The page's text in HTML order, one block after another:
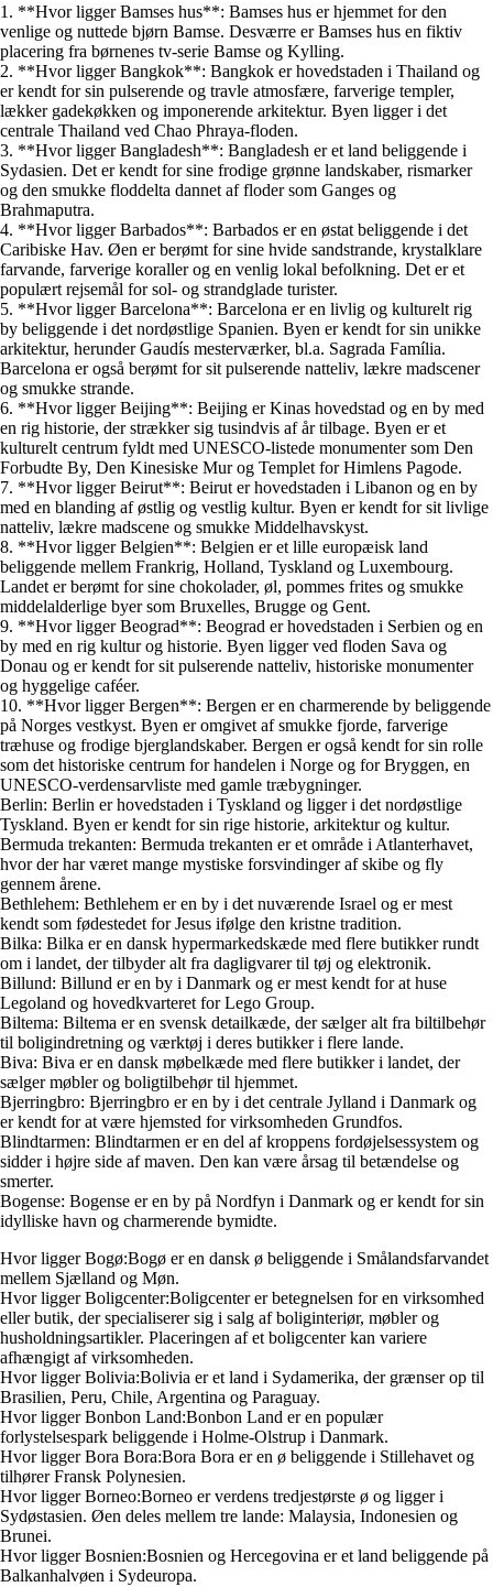
1. **Hvor ligger Bamses hus**: Bamses hus er hjemmet for den
venlige og nuttede bjørn Bamse. Desværre er Bamses hus en fiktiv
placering fra børnenes tv-serie Bamse og Kylling.
2. **Hvor ligger Bangkok**: Bangkok er hovedstaden i Thailand og
er kendt for sin pulserende og travle atmosfære, farverige templer,
lækker gadekøkken og imponerende arkitektur. Byen ligger i det
centrale Thailand ved Chao Phraya-floden.
3. **Hvor ligger Bangladesh**: Bangladesh er et land beliggende i
Sydasien. Det er kendt for sine frodige grønne landskaber, rismarker
og den smukke floddelta dannet af floder som Ganges og
Brahmaputra.
4. **Hvor ligger Barbados**: Barbados er en østat beliggende i det
Caribiske Hav. Øen er berømt for sine hvide sandstrande, krystalklare
farvande, farverige koraller og en venlig lokal befolkning. Det er et
populært rejsemål for sol- og strandglade turister.
5. **Hvor ligger Barcelona**: Barcelona er en livlig og kulturelt rig
by beliggende i det nordøstlige Spanien. Byen er kendt for sin unikke
arkitektur, herunder Gaudís mesterværker, bl.a. Sagrada Família.
Barcelona er også berømt for sit pulserende natteliv, lækre madscener
og smukke strande.
6. **Hvor ligger Beijing**: Beijing er Kinas hovedstad og en by med
en rig historie, der strækker sig tusindvis af år tilbage. Byen er et
kulturelt centrum fyldt med UNESCO-listede monumenter som Den
Forbudte By, Den Kinesiske Mur og Templet for Himlens Pagode.
7. **Hvor ligger Beirut**: Beirut er hovedstaden i Libanon og en by
med en blanding af østlig og vestlig kultur. Byen er kendt for sit livlige
natteliv, lækre madscene og smukke Middelhavskyst.
8. **Hvor ligger Belgien**: Belgien er et lille europæisk land
beliggende mellem Frankrig, Holland, Tyskland og Luxembourg.
Landet er berømt for sine chokolader, øl, pommes frites og smukke
middelalderlige byer som Bruxelles, Brugge og Gent.
9. **Hvor ligger Beograd**: Beograd er hovedstaden i Serbien og en
by med en rig kultur og historie. Byen ligger ved floden Sava og
Donau og er kendt for sit pulserende natteliv, historiske monumenter
og hyggelige caféer.
10. **Hvor ligger Bergen**: Bergen er en charmerende by beliggende
på Norges vestkyst. Byen er omgivet af smukke fjorde, farverige
træhuse og frodige bjerglandskaber. Bergen er også kendt for sin rolle
som det historiske centrum for handelen i Norge og for Bryggen, en
UNESCO-verdensarvliste med gamle træbygninger.
Berlin: Berlin er hovedstaden i Tyskland og ligger i det nordøstlige
Tyskland. Byen er kendt for sin rige historie, arkitektur og kultur.
Bermuda trekanten: Bermuda trekanten er et område i Atlanterhavet,
hvor der har været mange mystiske forsvindinger af skibe og fly
gennem årene.
Bethlehem: Bethlehem er en by i det nuværende Israel og er mest
kendt som fødestedet for Jesus ifølge den kristne tradition.
Bilka: Bilka er en dansk hypermarkedskæde med flere butikker rundt
om i landet, der tilbyder alt fra dagligvarer til tøj og elektronik.
Billund: Billund er en by i Danmark og er mest kendt for at huse
Legoland og hovedkvarteret for Lego Group.
Biltema: Biltema er en svensk detailkæde, der sælger alt fra biltilbehør
til boligindretning og værktøj i deres butikker i flere lande.
Biva: Biva er en dansk møbelkæde med flere butikker i landet, der
sælger møbler og boligtilbehør til hjemmet.
Bjerringbro: Bjerringbro er en by i det centrale Jylland i Danmark og
er kendt for at være hjemsted for virksomheden Grundfos.
Blindtarmen: Blindtarmen er en del af kroppens fordøjelsessystem og
sidder i højre side af maven. Den kan være årsag til betændelse og
smerter.
Bogense: Bogense er en by på Nordfyn i Danmark og er kendt for sin
idylliske havn og charmerende bymidte.
Hvor ligger Bogø:Bogø er en dansk ø beliggende i Smålandsfarvandet
mellem Sjælland og Møn.
Hvor ligger Boligcenter:Boligcenter er betegnelsen for en virksomhed
eller butik, der specialiserer sig i salg af boliginteriør, møbler og
husholdningsartikler. Placeringen af et boligcenter kan variere
afhængigt af virksomheden.
Hvor ligger Bolivia:Bolivia er et land i Sydamerika, der grænser op til
Brasilien, Peru, Chile, Argentina og Paraguay.
Hvor ligger Bonbon Land:Bonbon Land er en populær
forlystelsespark beliggende i Holme-Olstrup i Danmark.
Hvor ligger Bora Bora:Bora Bora er en ø beliggende i Stillehavet og
tilhører Fransk Polynesien.
Hvor ligger Borneo:Borneo er verdens tredjestørste ø og ligger i
Sydøstasien. Øen deles mellem tre lande: Malaysia, Indonesien og
Brunei.
Hvor ligger Bosnien:Bosnien og Hercegovina er et land beliggende på
Balkanhalvøen i Sydeuropa.